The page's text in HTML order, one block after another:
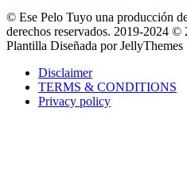
© Ese Pelo Tuyo una producción
derechos reservados. 2019-2024
Plantilla Diseñada por JellyThemes
Disclaimer
TERMS & CONDITIONS
Privacy policy